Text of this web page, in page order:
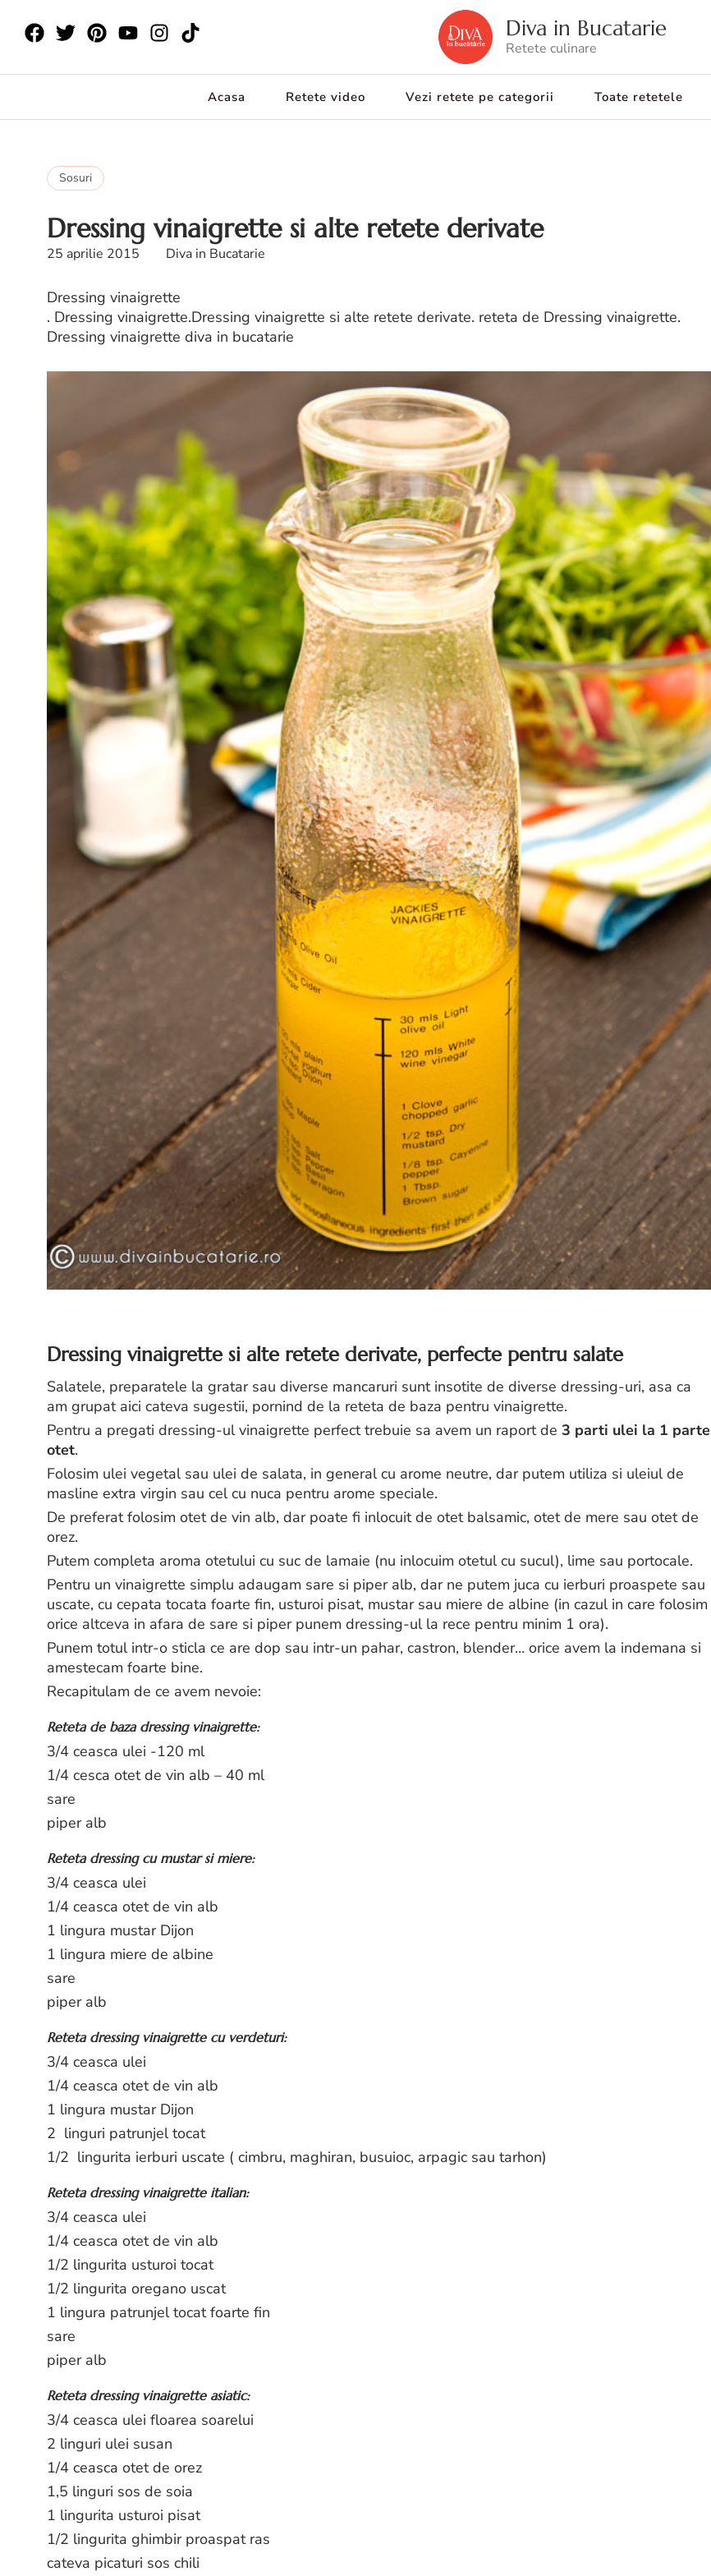
Diva in Bucatarie
Retete culinare
Acasa Retete video Vezi retete pe categorii Toate retetele
Sosuri
Dressing vinaigrette si alte retete derivate
25 aprilie 2015 Diva in Bucatarie
Dressing vinaigrette
. Dressing vinaigrette.Dressing vinaigrette si alte retete derivate. reteta de Dressing vinaigrette.
Dressing vinaigrette diva in bucatarie
Dressing vinaigrette si alte retete derivate, perfecte pentru salate
Salatele, preparatele la gratar sau diverse mancaruri sunt insotite de diverse dressing-uri, asa ca
am grupat aici cateva sugestii, pornind de la reteta de baza pentru vinaigrette.
Pentru a pregati dressing-ul vinaigrette perfect trebuie sa avem un raport de 3 parti ulei la 1 parte
otet.
Folosim ulei vegetal sau ulei de salata, in general cu arome neutre, dar putem utiliza si uleiul de
masline extra virgin sau cel cu nuca pentru arome speciale.
De preferat folosim otet de vin alb, dar poate fi inlocuit de otet balsamic, otet de mere sau otet de
orez.
Putem completa aroma otetului cu suc de lamaie (nu inlocuim otetul cu sucul), lime sau portocale.
Pentru un vinaigrette simplu adaugam sare si piper alb, dar ne putem juca cu ierburi proaspete sau
uscate, cu cepata tocata foarte fin, usturoi pisat, mustar sau miere de albine (in cazul in care folosim
orice altceva in afara de sare si piper punem dressing-ul la rece pentru minim 1 ora).
Punem totul intr-o sticla ce are dop sau intr-un pahar, castron, blender… orice avem la indemana si
amestecam foarte bine.
Recapitulam de ce avem nevoie:
Reteta de baza dressing vinaigrette:
3/4 ceasca ulei -120 ml
1/4 cesca otet de vin alb – 40 ml
sare
piper alb
Reteta dressing cu mustar si miere:
3/4 ceasca ulei
1/4 ceasca otet de vin alb
1 lingura mustar Dijon
1 lingura miere de albine
sare
piper alb
Reteta dressing vinaigrette cu verdeturi:
3/4 ceasca ulei
1/4 ceasca otet de vin alb
1 lingura mustar Dijon
2 linguri patrunjel tocat
1/2 lingurita ierburi uscate ( cimbru, maghiran, busuioc, arpagic sau tarhon)
Reteta dressing vinaigrette italian:
3/4 ceasca ulei
1/4 ceasca otet de vin alb
1/2 lingurita usturoi tocat
1/2 lingurita oregano uscat
1 lingura patrunjel tocat foarte fin
sare
piper alb
Reteta dressing vinaigrette asiatic:
3/4 ceasca ulei floarea soarelui
2 linguri ulei susan
1/4 ceasca otet de orez
1,5 linguri sos de soia
1 lingurita usturoi pisat
1/2 lingurita ghimbir proaspat ras
cateva picaturi sos chili